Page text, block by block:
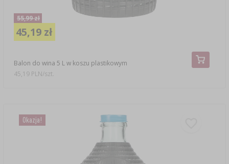
Balon do wina 5 L w koszu plastikowym
55,99 zł
45,19 zł
45,19 PLN/szt.
Okazja!